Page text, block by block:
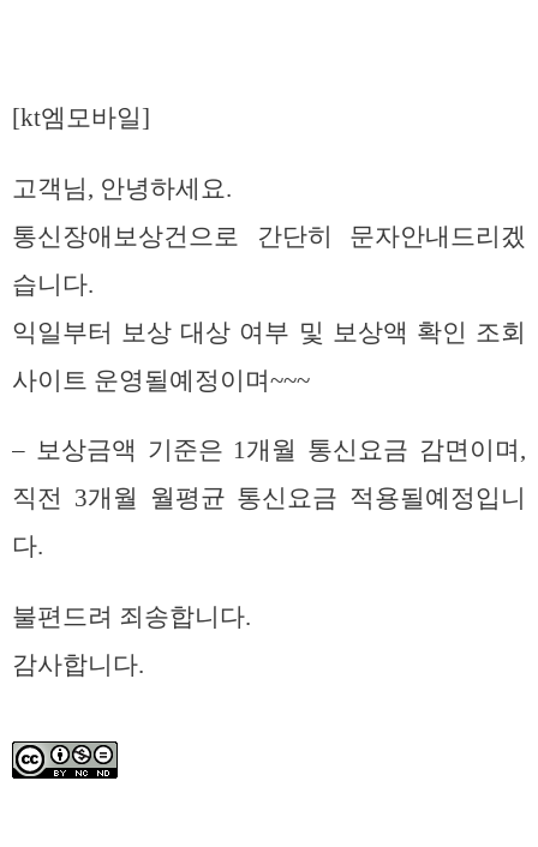
[kt엠모바일]
고객님, 안녕하세요.
통신장애보상건으로 간단히 문자안내드리겠
습니다.
익일부터 보상 대상 여부 및 보상액 확인 조회
사이트 운영될예정이며~~~
– 보상금액 기준은 1개월 통신요금 감면이며,
직전 3개월 월평균 통신요금 적용될예정입니
다.
불편드려 죄송합니다.
감사합니다.